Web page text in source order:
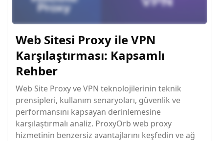
Web Sitesi Proxy ile VPN
Karşılaştırması: Kapsamlı
Rehber
Web Site Proxy ve VPN teknolojilerinin teknik
prensipleri, kullanım senaryoları, güvenlik ve
performansını kapsayan derinlemesine
karşılaştırmalı analiz. ProxyOrb web proxy
hizmetinin benzersiz avantajlarını keşfedin ve ağ